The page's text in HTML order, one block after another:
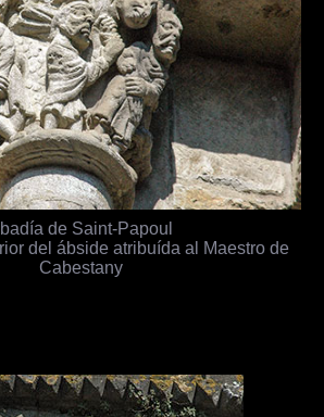
de Saint-Papoul
del ábside atribuída al Maestro de
Cabestany